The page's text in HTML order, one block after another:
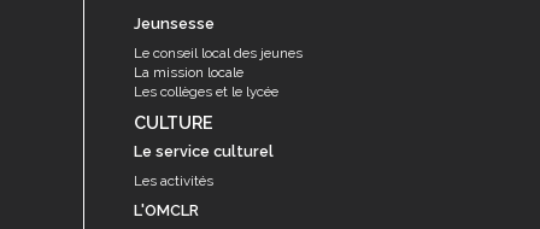
Jeunsesse
Le conseil local des jeunes
La mission locale
Les collèges et le lycée
CULTURE
Le service culturel
Les activités
L'OMCLR